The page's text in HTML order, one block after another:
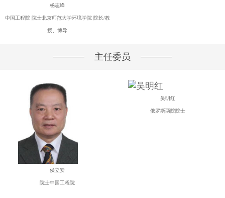
杨志峰
中国工程院 院士北京师范大学环境学院 院长/教
授、博导
主任委员
侯立安
院士中国工程院
吴明红
俄罗斯两院院士